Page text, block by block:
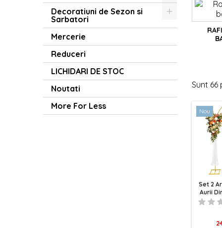
Decoratiuni de Sezon si
Sarbatori
Mercerie
Reduceri
LICHIDARI DE STOC
Noutati
More For Less
Fie
să
unice
de
de
Sunt 66
Nou
Set 2
Aurii
Flori